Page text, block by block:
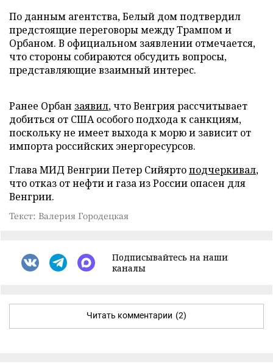
По данным агентства, Белый дом подтвердил
предстоящие переговоры между Трампом и
Орбаном. В официальном заявлении отмечается,
что стороны собираются обсудить вопросы,
представляющие взаимный интерес.
Ранее Орбан заявил, что Венгрия рассчитывает
добиться от США особого подхода к санкциям,
поскольку не имеет выхода к морю и зависит от
импорта российских энергоресурсов.
Глава МИД Венгрии Петер Сийяртоподчеркивал,
что отказ от нефти и газа из России опасен для
Венгрии.
Текст: Валерия Городецкая
Подписывайтесь на наши
каналы
Читать комментарии (2)